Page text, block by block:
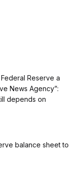
Reserve a
News Agency”:
depends on
balance sheet to